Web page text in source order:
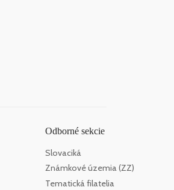
Odborné sekcie
Slovaciká
Známkové územia (ZZ)
Tematická filatelia